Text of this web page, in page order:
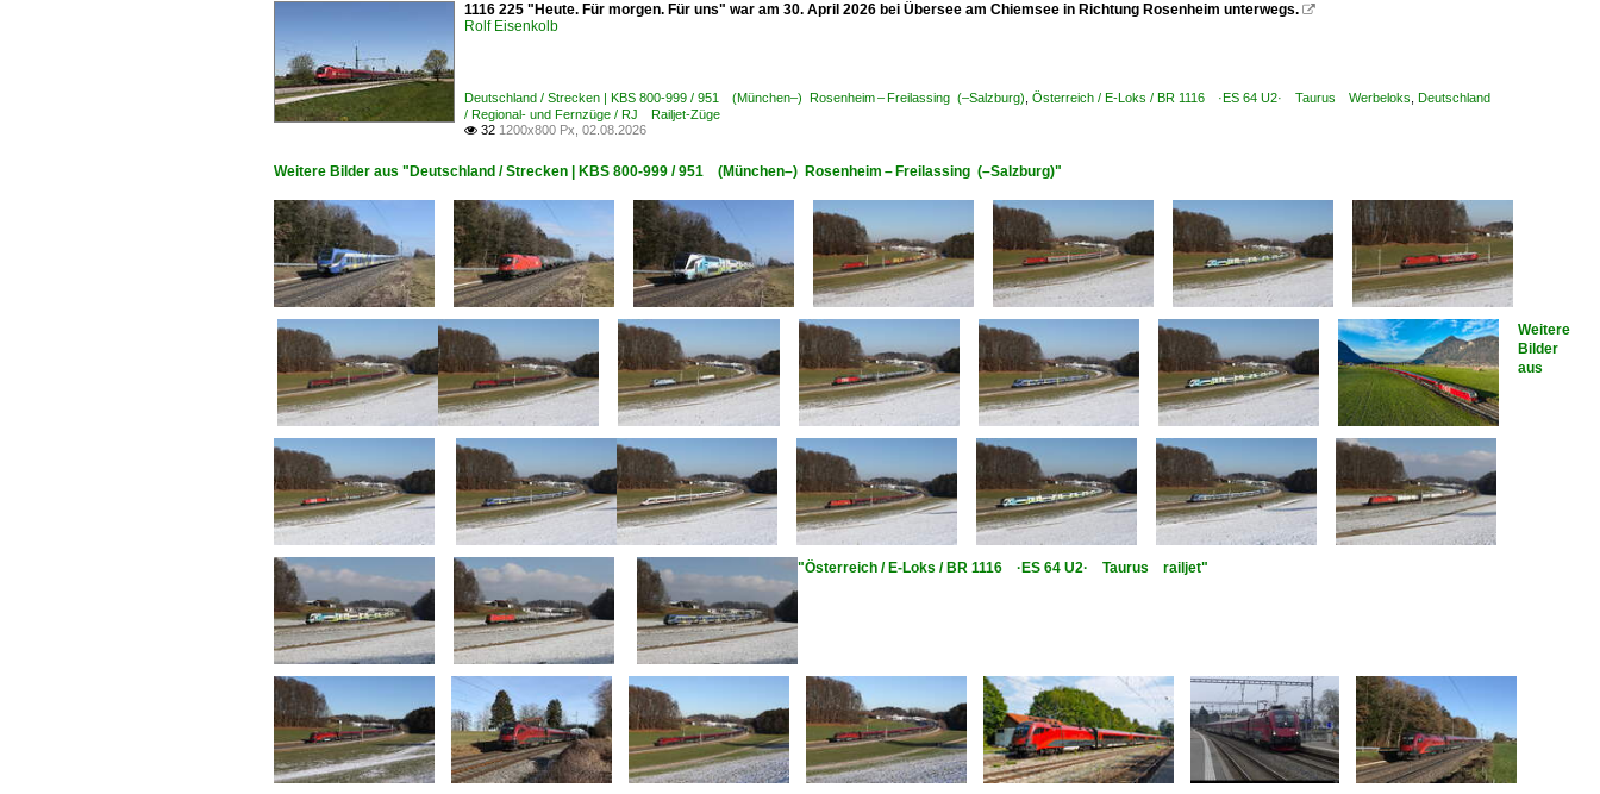
1116 225 "Heute. Für morgen. Für uns" war am 30. April 2026 bei Übersee am Chiemsee in Richtung Rosenheim unterwegs. 
Rolf Eisenkolb
Deutschland / Strecken | KBS 800-999 / 951 (München–) Rosenheim – Freilassing (–Salzburg) Österreich / E-Loks / BR 1116 ·ES 64 U2· Taurus Werbeloks Deutschland
/ Regional- und Fernzüge / RJ Railjet-Züge
 32 1200x800 Px, 02.08.2026
Weitere Bilder aus "Deutschland / Strecken | KBS 800-999 / 951 (München–) Rosenheim – Freilassing (–Salzburg)"
Weitere
Bilder
aus
"Österreich / E-Loks / BR 1116 ·ES 64 U2· Taurus railjet"